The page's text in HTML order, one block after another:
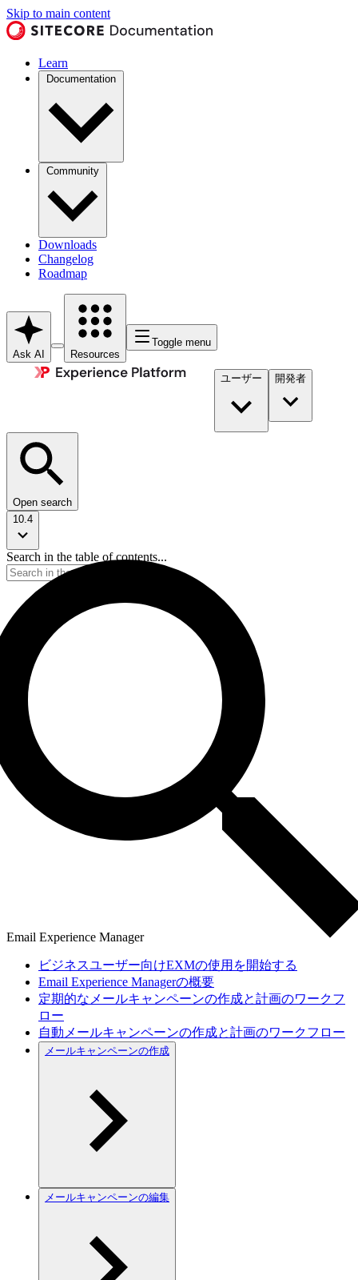
Skip to main content
Learn
Documentation
Community
Downloads
Changelog
Roadmap
Ask AI Resources
Toggle menu
ユーザー 開発者​
Open search
10.4
Search in the table of contents...
Email Experience Manager
ビジネスユーザー向けEXMの使用を開始する
Email Experience Managerの概要
定期的なメールキャンペーンの作成と計画のワークフ
ロー
自動メールキャンペーンの作成と計画のワークフロー
メールキャンペーンの作成
メールキャンペーンの編集